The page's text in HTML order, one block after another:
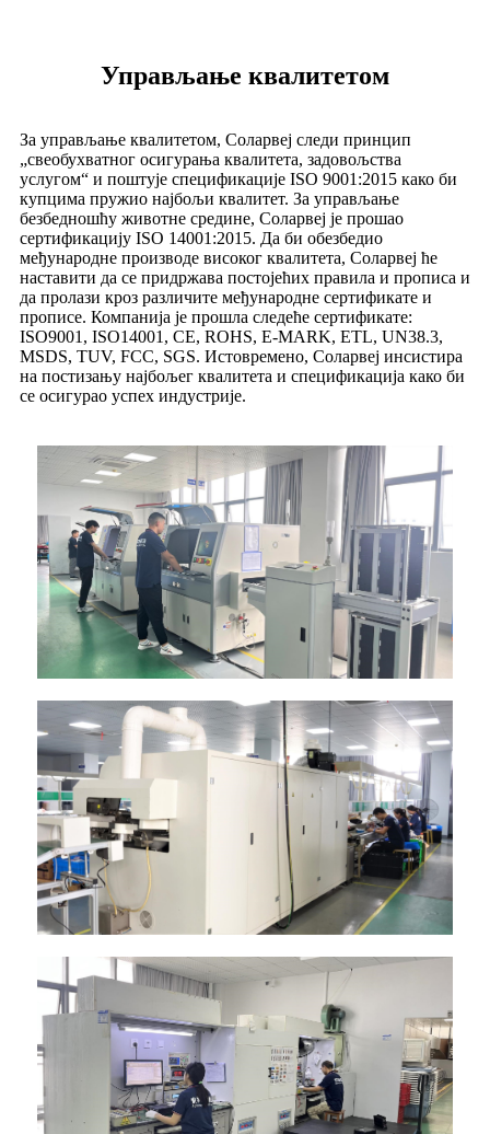
Управљање квалитетом
За управљање квалитетом, Соларвеј следи принцип
„свеобухватног осигурања квалитета, задовољства
услугом“ и поштује спецификације ISO 9001:2015 како би
купцима пружио најбољи квалитет. За управљање
безбедношћу животне средине, Соларвеј је прошао
сертификацију ISO 14001:2015. Да би обезбедио
међународне производе високог квалитета, Соларвеј ће
наставити да се придржава постојећих правила и прописа и
да пролази кроз различите међународне сертификате и
прописе. Компанија је прошла следеће сертификате:
ISO9001, ISO14001, CE, ROHS, E-MARK, ETL, UN38.3,
MSDS, TUV, FCC, SGS. Истовремено, Соларвеј инсистира
на постизању најбољег квалитета и спецификација како би
се осигурао успех индустрије.